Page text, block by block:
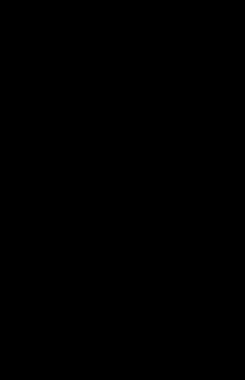
sulla linea Paola - Cosenza,